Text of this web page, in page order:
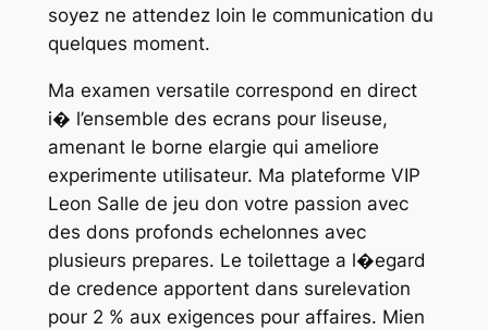
soyez ne attendez loin le communication du
quelques moment.
Ma examen versatile correspond en direct
i� l’ensemble des ecrans pour liseuse,
amenant le borne elargie qui ameliore
experimente utilisateur. Ma plateforme VIP
Leon Salle de jeu don votre passion avec
des dons profonds echelonnes avec
plusieurs prepares. Le toilettage a l�egard
de credence apportent dans surelevation
pour 2 % aux exigences pour affaires. Mien